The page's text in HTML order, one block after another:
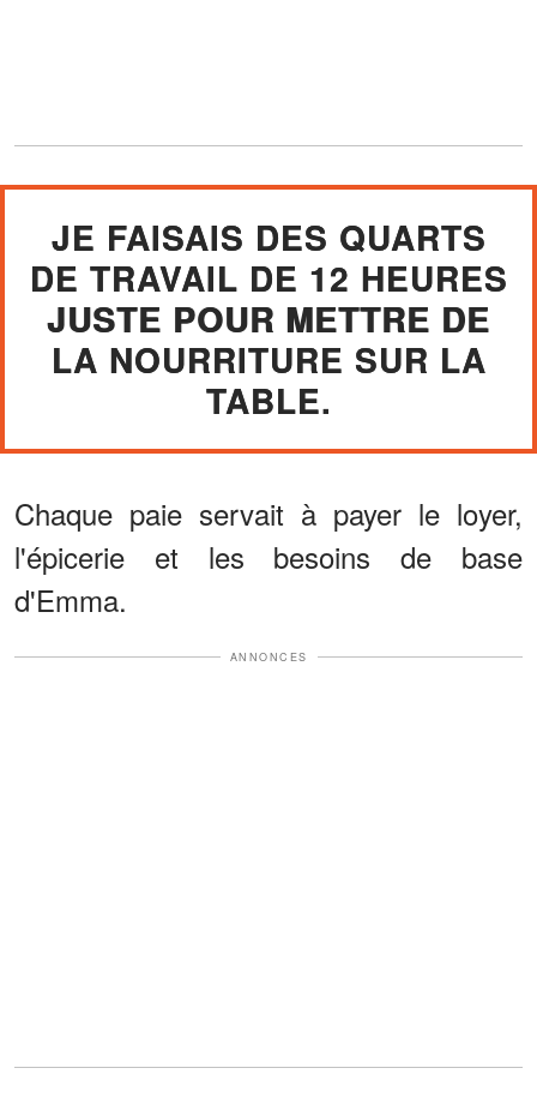
JE FAISAIS DES QUARTS
DE TRAVAIL DE 12 HEURES
JUSTE POUR METTRE DE
LA NOURRITURE SUR LA
TABLE.
Chaque paie servait à payer le loyer,
l'épicerie et les besoins de base
d'Emma.
ANNONCES